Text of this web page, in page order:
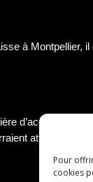
Pour
cookies
à Montpellier,
d’acceptation
attirer